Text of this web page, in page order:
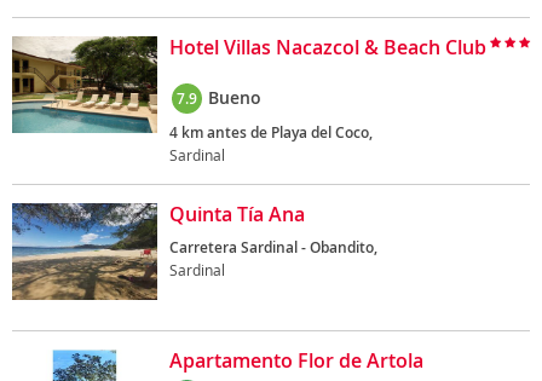
Hotel Villas Nacazcol & Beach Club
7.9 Bueno
4 km antes de Playa del Coco,
Sardinal
Quinta Tía Ana
Carretera Sardinal - Obandito,
Sardinal
Apartamento Flor de Artola